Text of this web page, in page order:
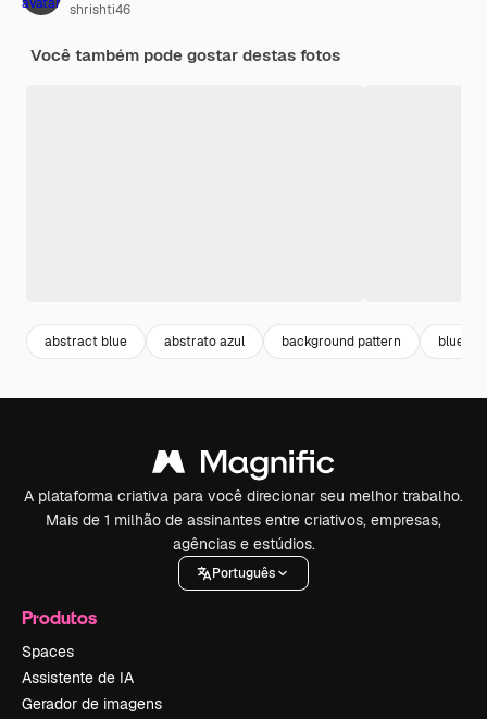
shrishti46
Você também pode gostar destas fotos
abstract blue abstrato azul background pattern blue
A plataforma criativa para você direcionar seu melhor trabalho.
Mais de 1 milhão de assinantes entre criativos, empresas,
agências e estúdios.
Português
Produtos
Spaces
Assistente de IA
Gerador de imagens